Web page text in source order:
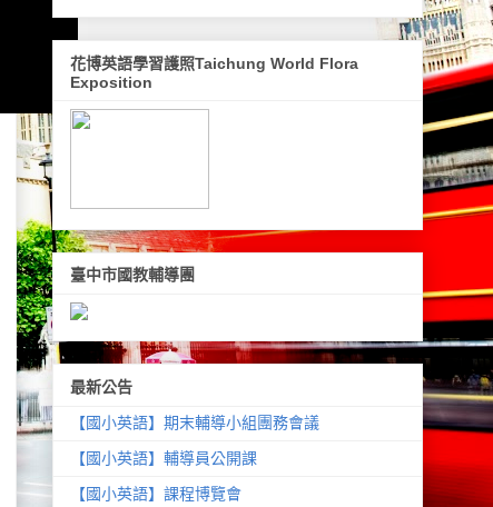
花博英語學習護照Taichung World Flora
Exposition
臺中市國教輔導團
最新公告
【國小英語】期末輔導小組團務會議
【國小英語】輔導員公開課
【國小英語】課程博覽會